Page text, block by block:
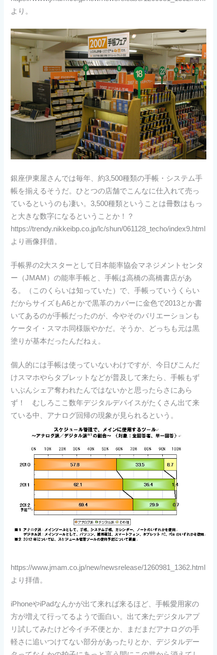
より。
銀座伊東屋さんでは毎年、約3,500種類の手帳・システム手
帳を揃えるそうだ。ひとつの店舗でこんなに仕入れて売っ
ているというのも凄い。3,500種類ということは冊数はもっ
と大きな数字になるということか！？
https://trendy.nikkeibp.co.jp/lc/shun/061128_techo/index9.html
より画像拝借。
手帳界の2大スターとして日本能率協会マネジメントセンタ
ー（JMAM）の能率手帳と、手帳は高橋の高橋書店があ
る。（このくらいは知っていた）で、手帳っていうくらい
だからサイズもA6とかで黒革のカバーに金色で2013とか書
いてあるのが手帳だったのが、今やそのバリエーションも
ケータイ・スマホ同様賑やかだ。そうか、どっちも元は黒
塗りが基本だったんだねぇ。
個人的には手帳は使っていないわけですが、今日びこんだ
けスマホやらタブレットなどが普及して来たら、手帳もず
いぶんシェア奪われたんではないかと思ったらさにあら
ず！ むしろここ数年デジタルデバイスがたくさん出て来
ている中、アナログ回帰の現象が見られるという。
https://www.jmam.co.jp/new/newsrelease/1260981_1362.html
より拝借。
iPhoneやiPadなんかが出て来れば来るほど、手帳愛用家の
方が増えて行ってるようで面白い。出て来たデジタルアプ
リ試してみたけど今イチ不便とか、まだまだアナログの手
軽さに追いつけてない部分があったりとか、デジタルデー